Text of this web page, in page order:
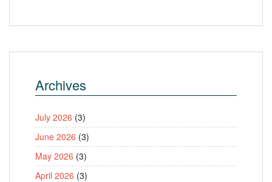
Archives
July 2026 (3)
June 2026 (3)
May 2026 (3)
April 2026 (3)